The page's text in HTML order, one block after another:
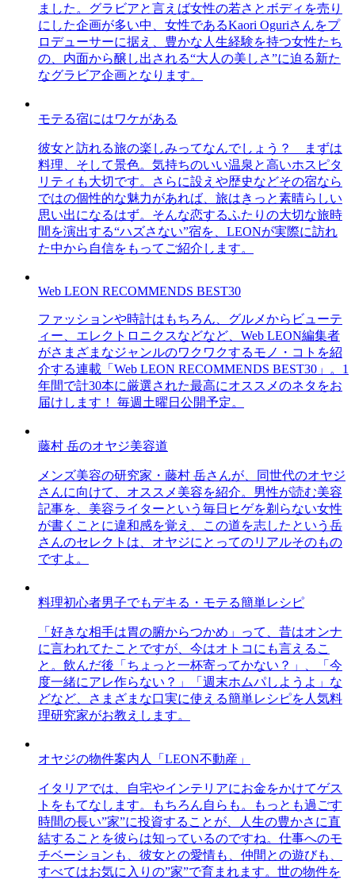
ました。グラビアと言えば女性の若さとボディを売り
にした企画が多い中、女性であるKaori Oguriさんをプ
ロデューサーに据え、豊かな人生経験を持つ女性たち
の、内面から醸し出される“大人の美しさ”に迫る新た
なグラビア企画となります。
モテる宿にはワケがある
彼女と訪れる旅の楽しみってなんでしょう？ まずは
料理、そして景色。気持ちのいい温泉と高いホスピタ
リティも大切です。さらに設えや歴史などその宿なら
ではの個性的な魅力があれば、旅はきっと素晴らしい
思い出になるはず。そんな恋するふたりの大切な旅時
間を演出する“ハズさない”宿を、LEONが実際に訪れ
た中から自信をもってご紹介します。
Web LEON RECOMMENDS BEST30
ファッションや時計はもちろん、グルメからビューテ
ィー、エレクトロニクスなどなど、Web LEON編集者
がさまざまなジャンルのワクワクするモノ・コトを紹
介する連載「Web LEON RECOMMENDS BEST30」。1
年間で計30本に厳選された最高にオススメのネタをお
届けします！ 毎週土曜日公開予定。
藤村 岳のオヤジ美容道
メンズ美容の研究家・藤村 岳さんが、同世代のオヤジ
さんに向けて、オススメ美容を紹介。男性が読む美容
記事を、美容ライターという毎日ヒゲを剃らない女性
が書くことに違和感を覚え、この道を志したという岳
さんのセレクトは、オヤジにとってのリアルそのもの
ですよ。
料理初心者男子でもデキる・モテる簡単レシピ
「好きな相手は胃の腑からつかめ」って、昔はオンナ
に言われてたことですが、今はオトコにも言えるこ
と。飲んだ後「ちょっと一杯寄ってかない？」、「今
度一緒にアレ作らない？」「週末ホムパしようよ」な
どなど、さまざまな口実に使える簡単レシピを人気料
理研究家がお教えします。
オヤジの物件案内人「LEON不動産」
イタリアでは、自宅やインテリアにお金をかけてゲス
トをもてなします。もちろん自らも。もっとも過ごす
時間の長い”家”に投資することが、人生の豊かさに直
結することを彼らは知っているのですね。仕事へのモ
チベーションも、彼女との愛情も、仲間との遊びも、
すべてはお気に入りの”家”で育まれます。世の物件を